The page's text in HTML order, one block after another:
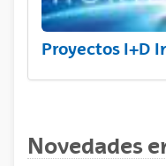
Proyectos I+D
Novedades